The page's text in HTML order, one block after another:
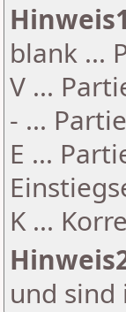
Hinweis1
blank ...
V ...
- ...
E ...
K ...
und